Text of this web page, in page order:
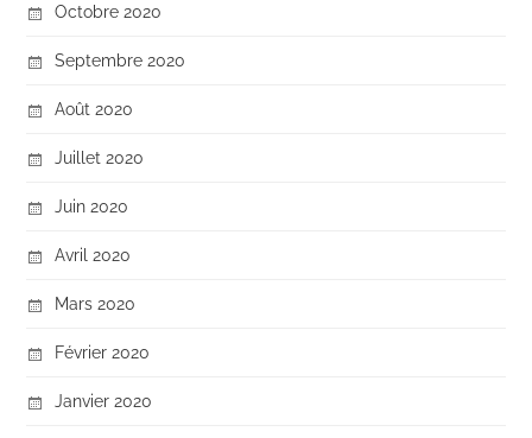
Octobre 2020
Septembre 2020
Août 2020
Juillet 2020
Juin 2020
Avril 2020
Mars 2020
Février 2020
Janvier 2020